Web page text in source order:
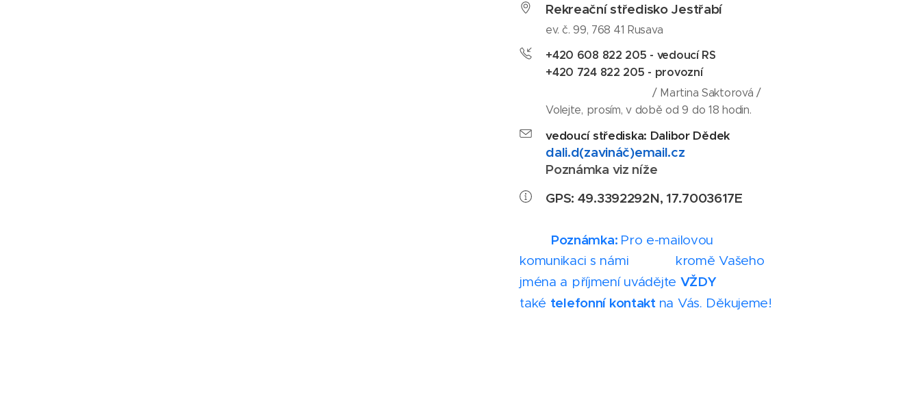
Rekreační středisko Jestřabí
ev. č. 99, 768 41 Rusava
+420 608 822 205 - vedoucí RS
+420 724 822 205 - provozní
/ Martina Saktorová /
Volejte, prosím, v době od 9 do 18 hodin.
vedoucí střediska: Dalibor Dědek
dali.d(zavináč)email.cz
Poznámka viz níže
GPS: 49.3392292N, 17.7003617E
Poznámka: Pro e-mailovou
komunikaci s námi kromě Vašeho
jména a příjmení uvádějte VŽDY
také telefonní kontakt na Vás. Děkujeme!